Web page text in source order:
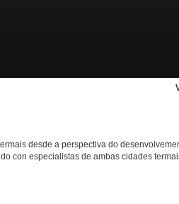
desde a perspectiva do
con especialistas de ambas cidades